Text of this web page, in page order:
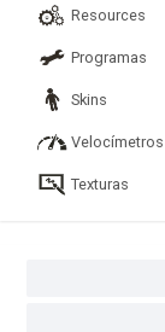
Resources
Programas
Skins
Velocímetros
Texturas